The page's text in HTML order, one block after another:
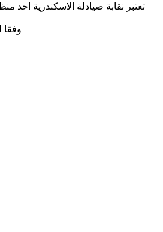
تعتبر نقابة صيادلة الاسكندرية احد
وفقا